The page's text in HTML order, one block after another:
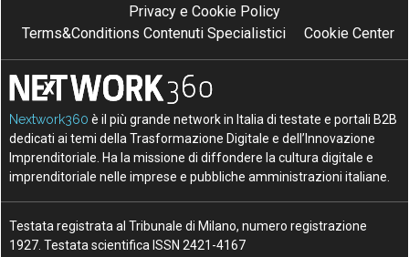
Privacy e Cookie Policy
Terms&Conditions Contenuti Specialistici
Cookie Center
Nextwork360 è il più grande network in Italia di testate e portali B2B
dedicati ai temi della Trasformazione Digitale e dell’Innovazione
Imprenditoriale. Ha la missione di diffondere la cultura digitale e
imprenditoriale nelle imprese e pubbliche amministrazioni italiane.
Testata registrata al Tribunale di Milano, numero registrazione
1927. Testata scientifica ISSN 2421-4167